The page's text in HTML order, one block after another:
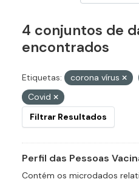
4 conjuntos de
encontrados
Etiquetas: corona vírus
Covid
Filtrar Resultados
Perfil das Pessoas
Contém os microdados